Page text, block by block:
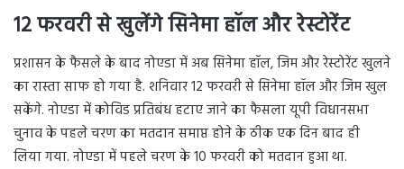
12 फरवरी से खुलेंगे सिनेमा हॉल और रेस्टोरेंट
प्रशासन के फैसले के बाद नोएडा में अब सिनेमा हॉल, जिम और रेस्टोरेंट खुलने
का रास्ता साफ हो गया है. शनिवार 12 फरवरी से सिनेमा हॉल और जिम खुल
सकेंगे. नोएडा में कोविड प्रतिबंध हटाए जाने का फैसला यूपी विधानसभा
चुनाव के पहले चरण का मतदान समाप्त होने के ठीक एक दिन बाद ही
लिया गया. नोएडा में पहले चरण के 10 फरवरी को मतदान हुआ था.